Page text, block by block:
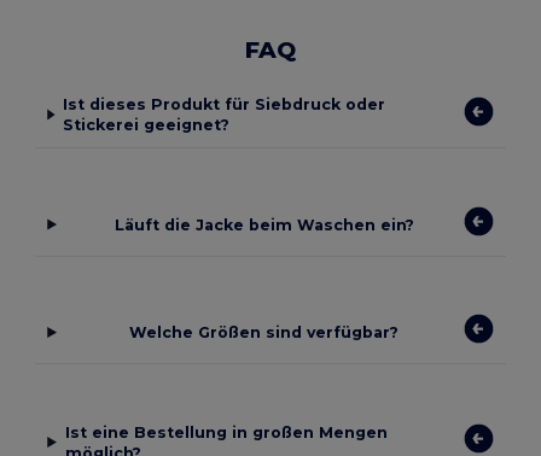
FAQ
Ist dieses Produkt für Siebdruck oder
Stickerei geeignet?
Läuft die Jacke beim Waschen ein?
Welche Größen sind verfügbar?
Ist eine Bestellung in großen Mengen